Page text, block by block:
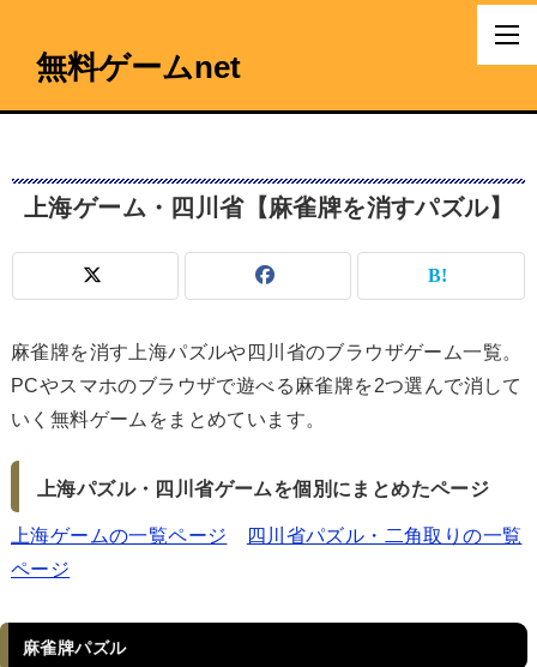
無料ゲームnet
上海ゲーム・四川省【麻雀牌を消すパズル】
麻雀牌を消す上海パズルや四川省のブラウザゲーム一覧。
PCやスマホのブラウザで遊べる麻雀牌を2つ選んで消して
いく無料ゲームをまとめています。
上海パズル・四川省ゲームを個別にまとめたページ
上海ゲームの一覧ページ
四川省パズル・二角取りの一覧
ページ
麻雀牌パズル